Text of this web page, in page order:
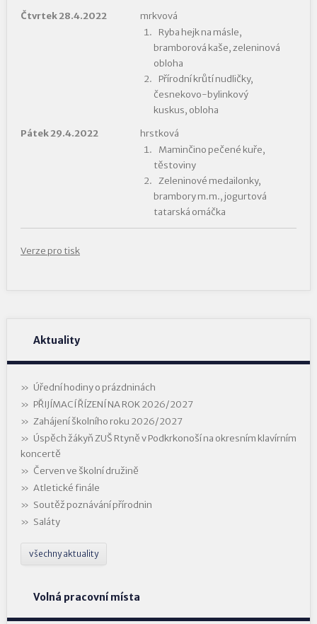
Čtvrtek 28.4.2022
mrkvová
Ryba hejk na másle,
bramborová kaše, zeleninová
obloha
Přírodní krůtí nudličky,
česnekovo-bylinkový
kuskus, obloha
Pátek 29.4.2022
hrstková
Maminčino pečené kuře,
těstoviny
Zeleninové medailonky,
brambory m.m., jogurtová
tatarská omáčka
Verze pro tisk
Aktuality
Úřední hodiny o prázdninách
PŘIJÍMACÍ ŘÍZENÍ NA ROK 2026/2027
Zahájení školního roku 2026/2027
Úspěch žákyň ZUŠ Rtyně v Podkrkonoší na okresním klavírním
koncertě
Červen ve školní družině
Atletické finále
Soutěž poznávání přírodnin
Saláty
všechny aktuality
Volná pracovní místa